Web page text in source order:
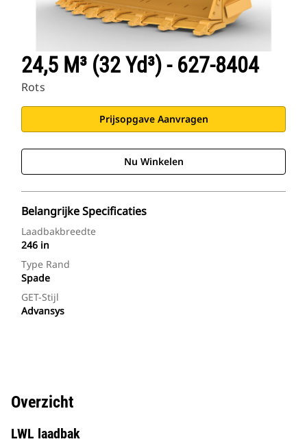
24,5 M³ (32 Yd³) - 627-8404
Rots
Prijsopgave Aanvragen
Nu Winkelen
Belangrijke Specificaties
Laadbakbreedte
246 in
Type Rand
Spade
GET-Stijl
Advansys
Overzicht
LWL laadbak